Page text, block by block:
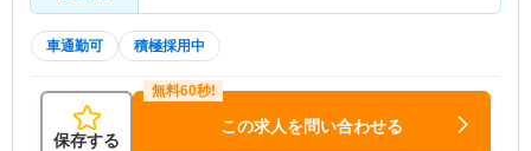
車通勤可 積極採用中
保存する
この求人を問い合わせる